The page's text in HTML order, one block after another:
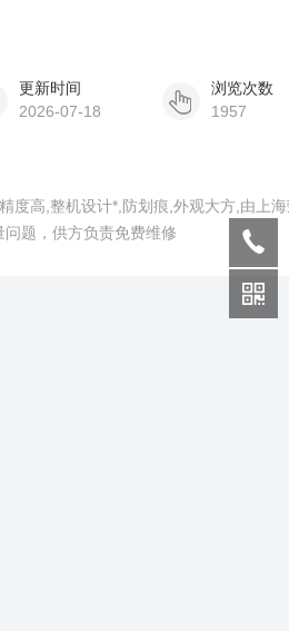
更新时间
2026-07-18
浏览次数
1957
度高,整机设计*,防划痕,外观大方,由上
题，供方负责免费维修